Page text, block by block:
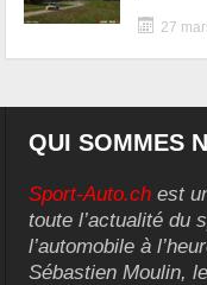
27
QUI SOMMES
Sport-Auto.ch est
toute l’actualité du
l’automobile à
Sébastien Moulin,